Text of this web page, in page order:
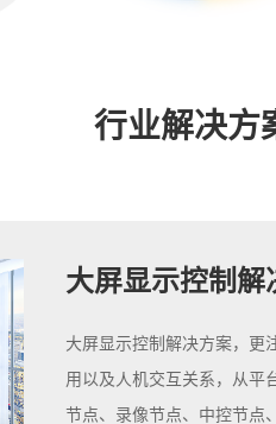
行业解决方
大屏显示控制解
大屏显示控制解决方案，更
用以及人机交互关系，从平
节点、录像节点、中控节点